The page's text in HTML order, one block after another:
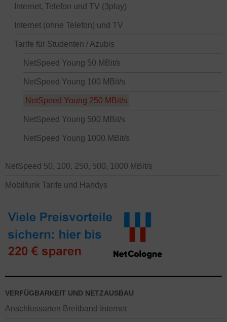
Internet, Telefon und TV (3play)
Internet (ohne Telefon) und TV
Tarife für Studenten / Azubis
NetSpeed Young 50 MBit/s
NetSpeed Young 100 MBit/s
NetSpeed Young 250 MBit/s
NetSpeed Young 500 MBit/s
NetSpeed Young 1000 MBit/s
NetSpeed 50, 100, 250, 500, 1000 MBit/s
Mobilfunk Tarife und Handys
VERFÜGBARKEIT UND NETZAUSBAU
Anschlussarten Breitband Internet